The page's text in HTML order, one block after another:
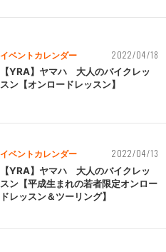
イベントカレンダー 2022/04/18
【YRA】ヤマハ 大人のバイクレッ
スン【オンロードレッスン】
イベントカレンダー 2022/04/13
【YRA】ヤマハ 大人のバイクレッ
スン【平成生まれの若者限定オンロー
ドレッスン＆ツーリング】